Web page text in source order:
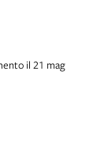
il 21 mag